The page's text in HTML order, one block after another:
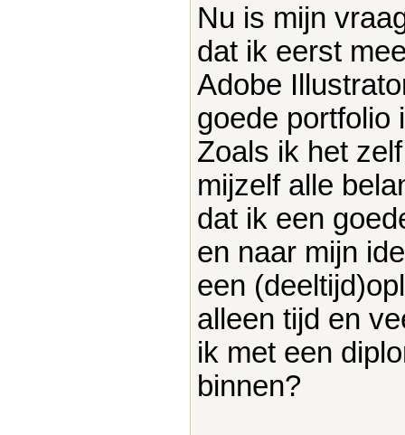
Nu is mijn
dat ik eerst
Adobe
goede portfolio
Zoals ik het
mijzelf alle
dat ik een
en naar mijn
een
alleen tijd en
ik met een
binnen?